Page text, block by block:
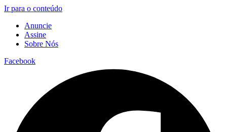
Ir para o conteúdo
Anuncie
Assine
Sobre Nós
Facebook